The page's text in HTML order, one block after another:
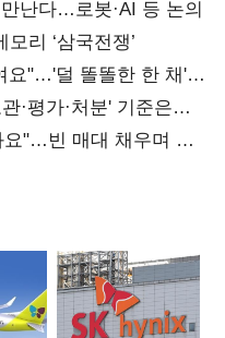
난다…로봇·AI 등 논의
리 ‘삼국전쟁’
요"…'덜 똘똘한 한 채'
·평가·처분' 기준은
요"…빈 매대 채우며 문